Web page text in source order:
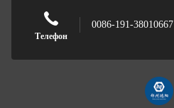
Телефон
0086-191-38010667